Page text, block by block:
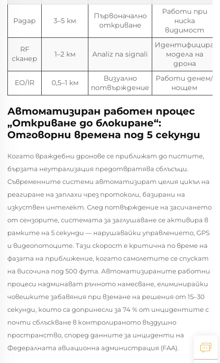
Радар 3–5 км
Първоначално
откриване
Работи при
ниска
видимост
RF
сканер
1–2 км Analiz na signali
Идентифицира
модела на
дрона
EO/IR 0,5–1 км
Визуално
потвърждение
Работи денем/
нощем
Автоматизиран работен процес
„Откриване до блокиране“:
Отговорни времена под 5 секунди
Когато враждебни дронове се приближат до пистите,
бързата неутрализация предотвратява сблъсъци.
Съвременните системи автоматизират целия цикъл на
реагиране на заплахи чрез протоколи, базирани на
изкуствен интелект. След потвърждение на засичането
от сензорите, системата за заглушаване се активира в
рамките на 5 секунди — нарушавайки управлението, GPS
и видеопотоците. Тази скорост е критична по време на
фазата на приближение, когато самолетите се спускат
на височина под 500 фута. Автоматизираните работни
процеси надминават ръчното намесване, елиминирайки
човешките забавяния при вземане на решения от 15–30
секунди, които са допринесли за 74 % от инцидентите с
почти сблъскване в контролираното въздушно
пространство, според данните за инциденти на
Федералната авиационна администрация (FAA).